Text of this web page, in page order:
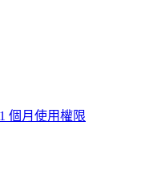
個月使用權限